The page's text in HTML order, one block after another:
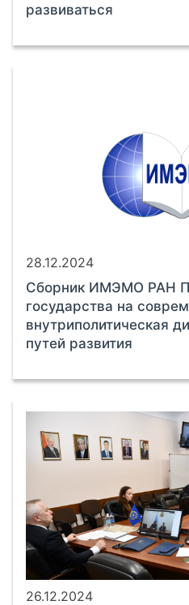
развиваться
28.12.2024
Сборник ИМЭМО РАН
государства на
внутриполитическая
путей развития
26.12.2024